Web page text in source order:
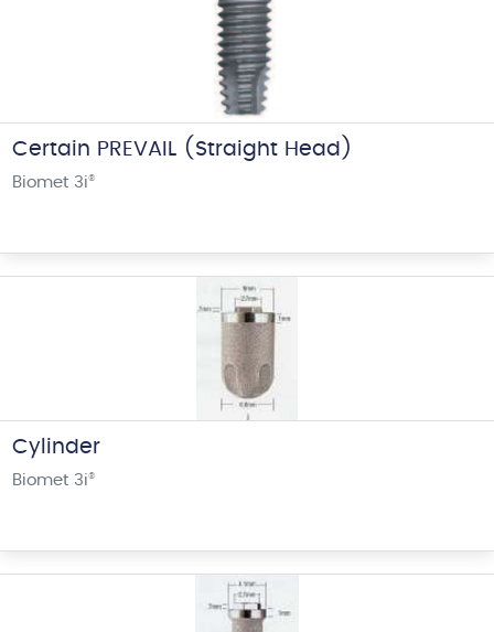
Certain PREVAIL (Straight Head)
Biomet 3i®
Cylinder
Biomet 3i®